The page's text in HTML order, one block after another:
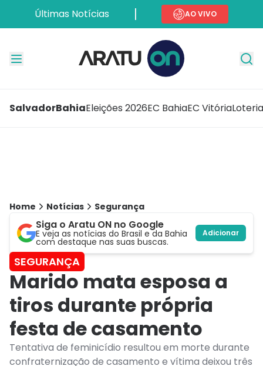
Últimas Notícias AO VIVO
SalvadorBahiaEleições 2026EC BahiaEC Vitória
Home Notícias Segurança
Siga o Aratu ON no Google
E veja as notícias do Brasil e da Bahia
com destaque nas suas buscas.
Adicionar
SEGURANÇA
Marido mata esposa a
tiros durante própria
festa de casamento
Tentativa de feminicídio resultou em morte durante
confraternização de casamento e vítima deixou três